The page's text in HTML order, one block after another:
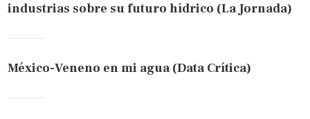
industrias sobre su futuro hídrico (La Jornada)
México-Veneno en mi agua (Data Crítica)